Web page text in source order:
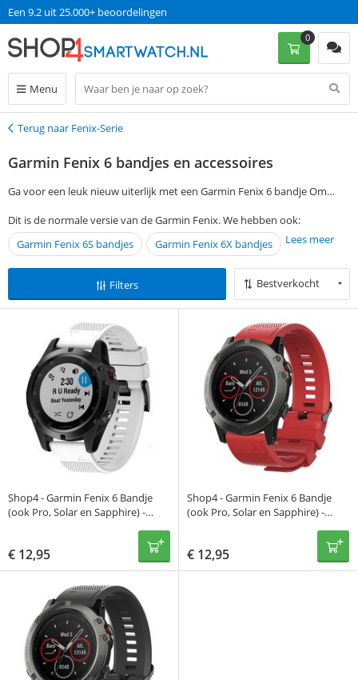
Een 9.2 uit 25.000+ beoordelingen
Menu
0
Terug
Terug naar Fenix-Serie
Garmin Fenix 6 bandjes en accessoires
Ga voor een leuk nieuw uiterlijk met een Garmin Fenix 6 bandje Om
jouw voorkeuren aan in de filtermogelijkheden aan de linkerkant van de
pagina. Bestel je op werkdagen voor 13:00? Dan ontvang je jouw Garmin
Fenix 6 bandjes en accessoires de volgende dag al in huis, zonder dat je
verzendkosten hoeft te betalen.
Dit is de normale versie van de Garmin Fenix. We hebben ook:
Garmin Fenix 6S bandjes
Garmin Fenix 6X bandjes Lees meer
Filters Bestverkocht
Shop4 - Garmin Fenix 6 Bandje
(ook Pro, Solar en Sapphire) -
€ 12,95
Shop4 - Garmin Fenix 6 Bandje
(ook Pro, Solar en Sapphire) -
€ 12,95